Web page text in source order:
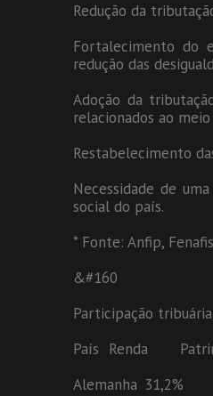
Redução da
Fortalecimento do
redução das
Adoção da
relacionados ao
Restabelecimento
Necessidade de
social do país.
* Fonte: Anfip,
&#160
Participação
País Renda
Alemanha 31,2%